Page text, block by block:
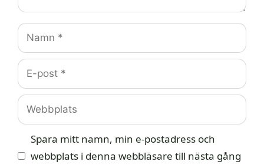
Namn
E-
post
Webbplats
Spara mitt namn, min e-postadress och
webbplats i denna webbläsare till nästa gång